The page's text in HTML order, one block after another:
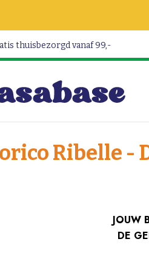
thuisbezorgd vanaf 99,-
Ribelle -
JOUW
DE